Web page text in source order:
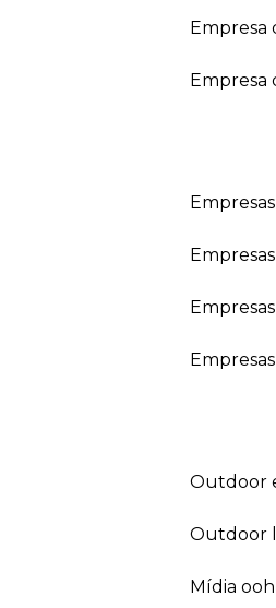
outdoor
outdoor
mídia